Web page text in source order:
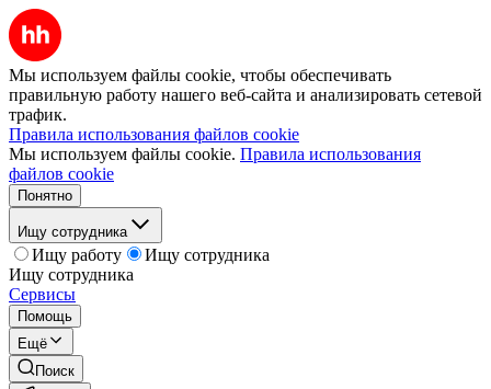
Мы используем файлы cookie, чтобы обеспечивать
правильную работу нашего веб-сайта и анализировать сетевой
трафик.
Правила использования файлов cookie
Мы используем файлы cookie. Правила использования
файлов cookie
Понятно
Ищу сотрудника
Ищу работу
Ищу сотрудника
Ищу сотрудника
Сервисы
Помощь
Ещё
Поиск